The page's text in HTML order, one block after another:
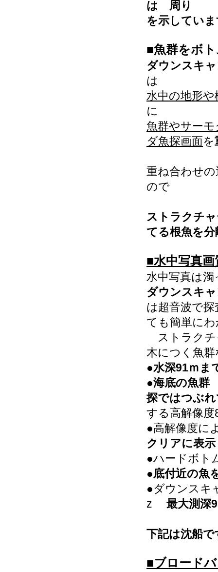
は 周り
を示してい
■魚群をボ
ダウンスキ
は
水中の地形
に
魚群やサー
ダ魚探画面を
重ね合わせ
ので
ストラクチ
てる根魚を分
■水中写真
水中写真は
ダウンスキ
は超音波で
ても簡単に
ストラク
木につく魚
●水深91ｍま
●海底の魚群
探ではつぶ
する高解像
●高解像度に
クリアに表示
●ハードボト
●底付近の魚
●ダウンスキ
z 最大測深
下記は沈船
■ブロード